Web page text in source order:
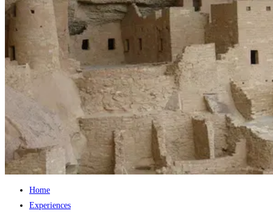
Home
Experiences